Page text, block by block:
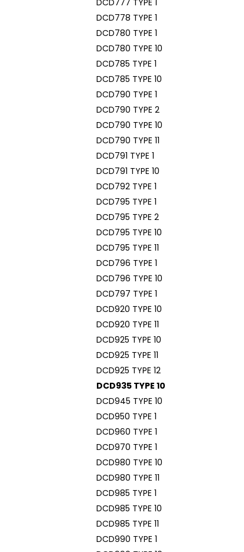
DCD777 TYPE 1
DCD778 TYPE 1
DCD780 TYPE 1
DCD780 TYPE 10
DCD785 TYPE 1
DCD785 TYPE 10
DCD790 TYPE 1
DCD790 TYPE 2
DCD790 TYPE 10
DCD790 TYPE 11
DCD791 TYPE 1
DCD791 TYPE 10
DCD792 TYPE 1
DCD795 TYPE 1
DCD795 TYPE 2
DCD795 TYPE 10
DCD795 TYPE 11
DCD796 TYPE 1
DCD796 TYPE 10
DCD797 TYPE 1
DCD920 TYPE 10
DCD920 TYPE 11
DCD925 TYPE 10
DCD925 TYPE 11
DCD925 TYPE 12
DCD935 TYPE 10
DCD945 TYPE 10
DCD950 TYPE 1
DCD960 TYPE 1
DCD970 TYPE 1
DCD980 TYPE 10
DCD980 TYPE 11
DCD985 TYPE 1
DCD985 TYPE 10
DCD985 TYPE 11
DCD990 TYPE 1